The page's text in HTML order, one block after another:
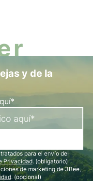
y de la
para el envío del
Privacidad. (obligatorio)
de marketing de 3Bee,
. (opcional)